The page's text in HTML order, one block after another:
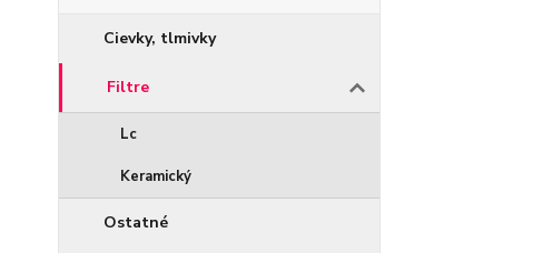
Cievky, tlmivky
Filtre
Lc
Keramický
Ostatné